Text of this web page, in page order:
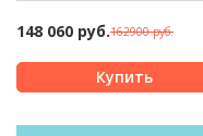
148 060 руб.162900 руб.